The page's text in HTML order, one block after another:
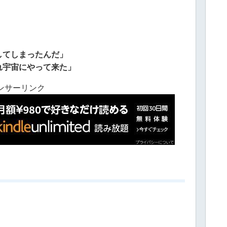
しまったんだ」
宙にやって来た」
サーリンク